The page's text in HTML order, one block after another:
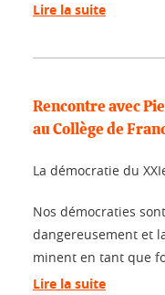
Lire la suite
Rencontre avec
au Collège de
La démocratie du
Nos démocraties
dangereusement et
minent en tant que
Lire la suite